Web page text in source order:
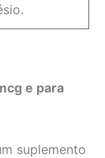
e para
suplemento